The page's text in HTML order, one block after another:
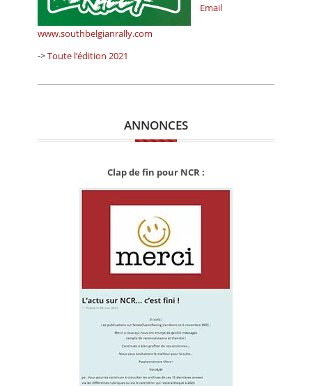
Email
www.southbelgianrally.com
->Toute l’édition 2021
ANNONCES
Clap de fin pour NCR :